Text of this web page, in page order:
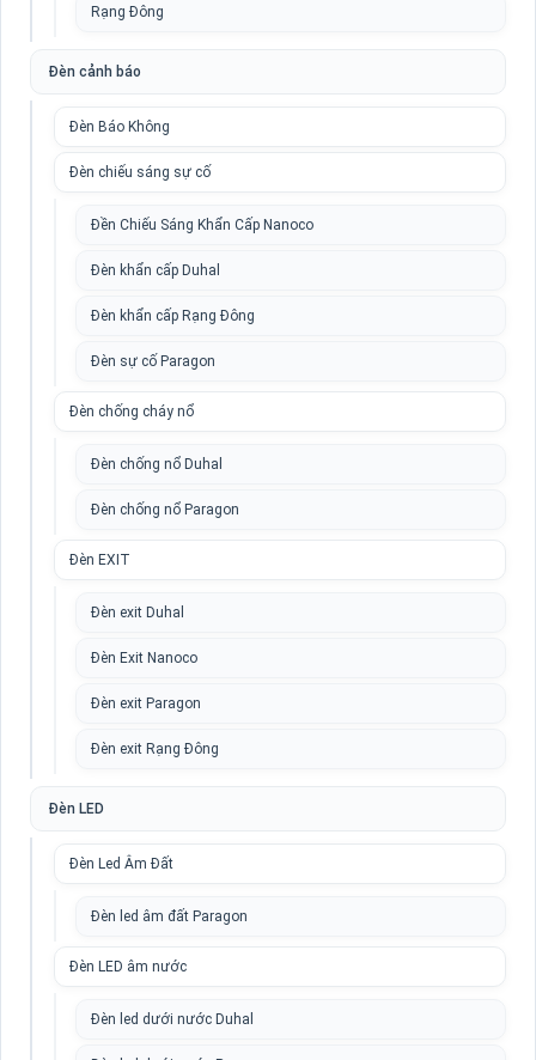
Rạng Đông
Đèn cảnh báo
Đèn Báo Không
Đèn chiếu sáng sự cố
Đền Chiếu Sáng Khẩn Cấp Nanoco
Đèn khẩn cấp Duhal
Đèn khẩn cấp Rạng Đông
Đèn sự cố Paragon
Đèn chống cháy nổ
Đèn chống nổ Duhal
Đèn chống nổ Paragon
Đèn EXIT
Đèn exit Duhal
Đèn Exit Nanoco
Đèn exit Paragon
Đèn exit Rạng Đông
Đèn LED
Đèn Led Âm Đất
Đèn led âm đất Paragon
Đèn LED âm nước
Đèn led dưới nước Duhal